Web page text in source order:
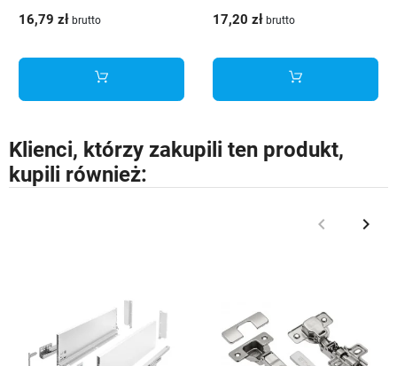
16,79 zł brutto
9375933
17,20 zł brutto
Klienci, którzy zakupili ten produkt,
kupili również:
Poprzedni
keyboard_arrow_left keyboard_arrow_right